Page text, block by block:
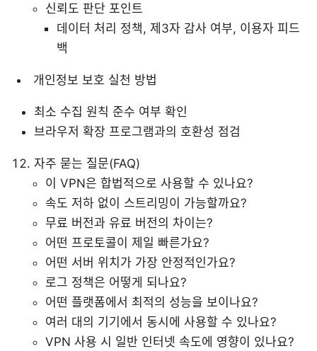
신뢰도 판단 포인트
데이터 처리 정책, 제3자 감사 여부, 이용자 피드
백
개인정보 보호 실천 방법
최소 수집 원칙 준수 여부 확인
브라우저 확장 프로그램과의 호환성 점검
자주 묻는 질문(FAQ)
이 VPN은 합법적으로 사용할 수 있나요?
속도 저하 없이 스트리밍이 가능할까요?
무료 버전과 유료 버전의 차이는?
어떤 프로토콜이 제일 빠른가요?
어떤 서버 위치가 가장 안정적인가요?
로그 정책은 어떻게 되나요?
어떤 플랫폼에서 최적의 성능을 보이나요?
여러 대의 기기에서 동시에 사용할 수 있나요?
VPN 사용 시 일반 인터넷 속도에 영향이 있나요?